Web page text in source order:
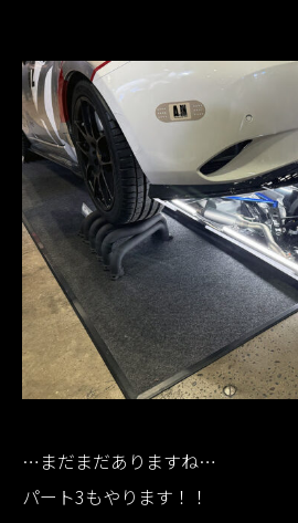
…まだまだありますね…
パート3もやります！！